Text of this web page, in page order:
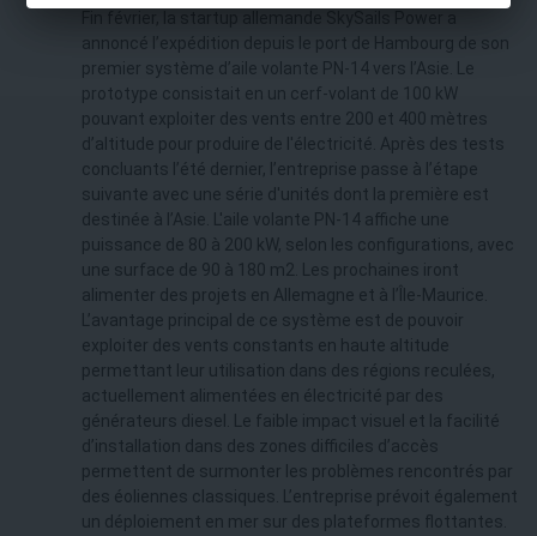
annoncé l’expédition depuis le port de Hambourg de son
premier système d’aile volante PN-14 vers l’Asie. Le
prototype consistait en un cerf-volant de 100 kW
pouvant exploiter des vents entre 200 et 400 mètres
d’altitude pour produire de l'électricité. Après des tests
concluants l’été dernier, l’entreprise passe à l’étape
suivante avec une série d'unités dont la première est
destinée à l’Asie. L'aile volante PN-14 affiche une
puissance de 80 à 200 kW, selon les configurations, avec
une surface de 90 à 180 m2. Les prochaines iront
alimenter des projets en Allemagne et à l’Île-Maurice.
L’avantage principal de ce système est de pouvoir
exploiter des vents constants en haute altitude
permettant leur utilisation dans des régions reculées,
actuellement alimentées en électricité par des
générateurs diesel. Le faible impact visuel et la facilité
d’installation dans des zones difficiles d’accès
permettent de surmonter les problèmes rencontrés par
des éoliennes classiques. L’entreprise prévoit également
un déploiement en mer sur des plateformes flottantes.